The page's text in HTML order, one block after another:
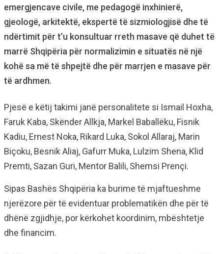
emergjencave civile, me pedagogë inxhinierë,
gjeologë, arkitektë, ekspertë të sizmiologjisë dhe të
ndërtimit për t’u konsultuar rreth masave që duhet të
marrë Shqipëria për normalizimin e situatës në një
kohë sa më të shpejtë dhe për marrjen e masave për
të ardhmen.
Pjesë e këtij takimi janë personalitete si Ismail Hoxha,
Faruk Kaba, Skënder Allkja, Markel Baballëku, Fisnik
Kadiu, Ernest Noka, Rikard Luka, Sokol Allaraj, Marin
Biçoku, Besnik Aliaj, Gafurr Muka, Lulzim Shena, Klid
Premti, Sazan Guri, Mentor Balili, Shemsi Prençi.
Sipas Bashës Shqipëria ka burime të mjaftueshme
njerëzore për të evidentuar problematikën dhe për të
dhënë zgjidhje, por kërkohet koordinim, mbështetje
dhe financim.